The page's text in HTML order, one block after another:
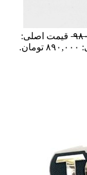
قیمت اصلی: